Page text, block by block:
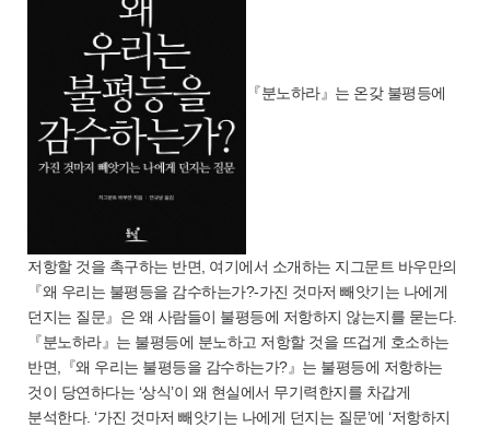
『분노하라』는 온갖 불평등에
저항할 것을 촉구하는 반면, 여기에서 소개하는 지그문트 바우만의
『왜 우리는 불평등을 감수하는가?-가진 것마저 빼앗기는 나에게
던지는 질문』은 왜 사람들이 불평등에 저항하지 않는지를 묻는다.
『분노하라』는 불평등에 분노하고 저항할 것을 뜨겁게 호소하는
반면,『왜 우리는 불평등을 감수하는가?』는 불평등에 저항하는
것이 당연하다는 ‘상식’이 왜 현실에서 무기력한지를 차갑게
분석한다. ‘가진 것마저 빼앗기는 나에게 던지는 질문’에 ‘저항하지